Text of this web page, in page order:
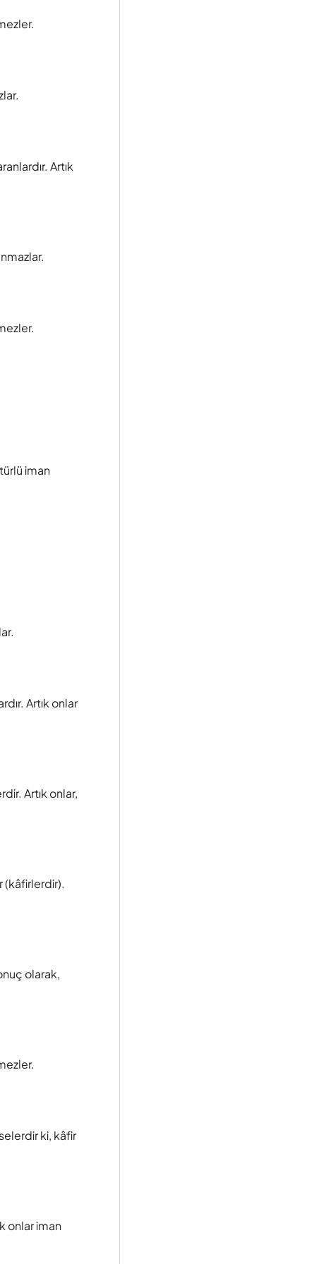
Artık
iman
Artık onlar
Artık onlar,
(kâfirlerdir).
olarak,
ki, kâfir
onlar iman